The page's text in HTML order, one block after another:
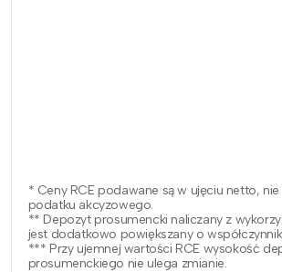
* Ceny RCE podawane są w ujęciu netto, nie
podatku akcyzowego.
** Depozyt prosumencki naliczany z
jest dodatkowo powiększany o współczynnik
*** Przy ujemnej wartości RCE wysokość
prosumenckiego nie ulega zmianie.